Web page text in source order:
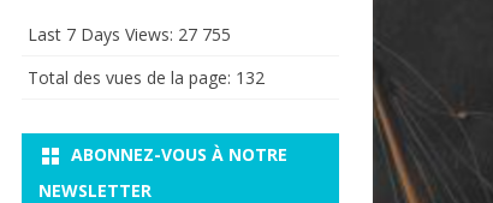
Last 7 Days Views: 27 755
Total des vues de la page: 132
ABONNEZ-VOUS À NOTRE
NEWSLETTER